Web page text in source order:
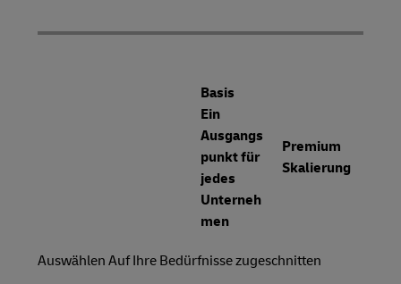
Basis
Ein
Ausgangs
punkt für
jedes
Unterneh
men
Premium
Skalierung
Auswählen Auf Ihre Bedürfnisse zugeschnitten